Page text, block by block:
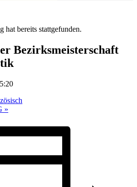
hat bereits stattgefunden.
Bezirksmeisterschaft
»